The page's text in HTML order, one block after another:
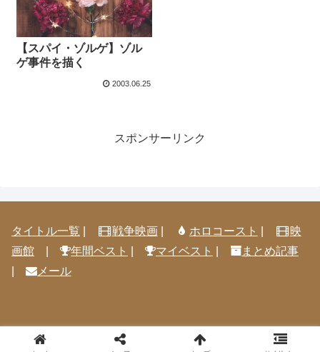
【スパイ・ゾルゲ】ゾル
ゲ事件を描く
2003.06.25
スポンサーリンク
タイトル一覧 | 戦争映画 | ホロコースト |
映
画館 | 年間ベスト | マイベスト |
まとめ記事
|
メール
© 2005-2026 映画感想@見取り八段.